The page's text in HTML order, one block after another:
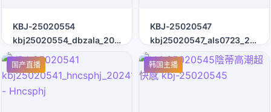
KBJ-25020554
kbj25020554_dbzala_20241212
- Dbzala
KBJ-25020547
- Als0723
国产直播 韩国主播